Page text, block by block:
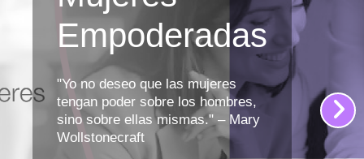
Empoderadas
"Yo no deseo que las mujeres
tengan poder sobre los hombres,
sino sobre ellas mismas." – Mary
Wollstonecraft